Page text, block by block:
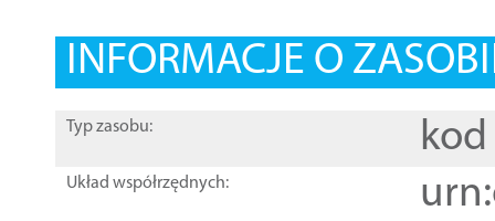
INFORMACJE O
Typ zasobu: kod
Układ współrzędnych: